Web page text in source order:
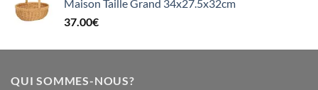
Maison Taille Grand 34x27.5x32cm
37.00€
QUI SOMMES-NOUS?